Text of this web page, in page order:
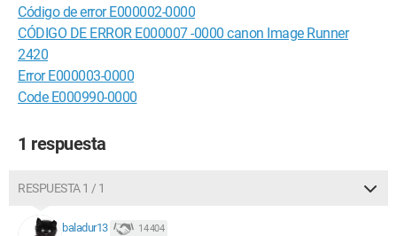
Código de error E000002-0000
CÓDIGO DE ERROR E000007 -0000 canon Image Runner
2420
Error E000003-0000
Code E000990-0000
1 respuesta
RESPUESTA 1 / 1
baladur13 14 404